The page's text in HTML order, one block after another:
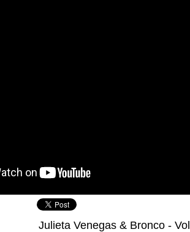
Julieta Venegas & Bronco -